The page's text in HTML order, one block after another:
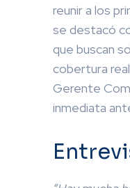
reunir a los
se destacó
que buscan
cobertura
Gerente
inmediata